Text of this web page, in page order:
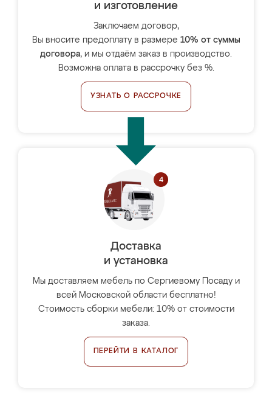
и изготовление
Заключаем договор,
Вы вносите предоплату в размере 10% от суммы
договора, и мы отдаём заказ в производство.
Возможна оплата в рассрочку без %.
УЗНАТЬ О РАССРОЧКЕ
Доставка
и установка
Мы доставляем мебель по Сергиевому Посаду и
всей Московской области бесплатно!
Стоимость сборки мебели: 10% от стоимости
заказа.
ПЕРЕЙТИ В КАТАЛОГ